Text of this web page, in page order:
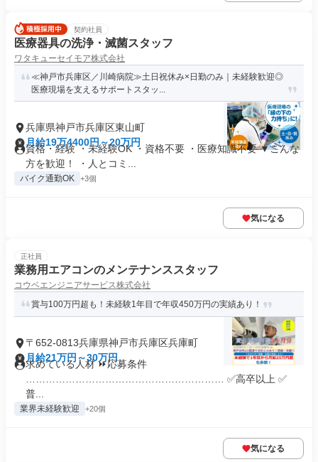
契約社員
医療器具の洗浄・滅菌スタッフ
ワタキューセイモア株式会社
≪神戸市兵庫区／川崎病院≫土日祝休み×日勤のみ｜未経験歓迎◎
医療現場を支えるサポートスタッ...
兵庫県神戸市兵庫区東山町
月給19万4400円～20万円
資格・経験 ・未経験OK ・資格不要 ・医療知識不要 ▼こんな
方を歓迎！ ・人とコミ...
バイク通勤OK +3個
気になる
正社員
業務用エアコンのメンテナンススタッフ
コウベエンジニアサービス株式会社
賞与100万円超も！未経験1年目で年収450万円の実績あり！
〒652-0813兵庫県神戸市兵庫区兵庫町
月給21万円～30万円
求めている人材 ⏩応募条件
…………………………………………………… ✅高卒以上 ✅
普...
業界未経験歓迎 +20個
気になる